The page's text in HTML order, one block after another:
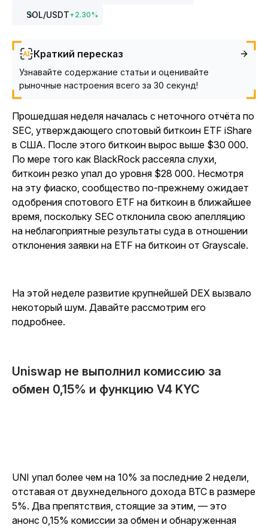
SOL/USDT+2.30%
Краткий пересказ
Узнавайте содержание статьи и оценивайте
рыночные настроения всего за 30 секунд!
Прошедшая неделя началась с неточного отчёта по
SEC, утверждающего спотовый биткоин ETF iShare
в США. После этого биткоин вырос выше $30 000.
По мере того как BlackRock рассеяла слухи,
биткоин резко упал до уровня $28 000. Несмотря
на эту фиаско, сообщество по-прежнему ожидает
одобрения спотового ETF на биткоин в ближайшее
время, поскольку SEC отклонила свою апелляцию
на неблагоприятные результаты суда в отношении
отклонения заявки на ETF на биткоин от Grayscale.
На этой неделе развитие крупнейшей DEX вызвало
некоторый шум. Давайте рассмотрим его
подробнее.
Uniswap не выполнил комиссию за
обмен 0,15% и функцию V4 KYC
UNI упал более чем на 10% за последние 2 недели,
отставая от двухнедельного дохода BTC в размере
5%. Два препятствия, стоящие за этим, — это
анонс 0,15% комиссии за обмен и обнаруженная